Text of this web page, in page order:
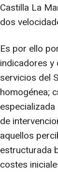
Castilla La
dos
Es por ello
indicadores y
servicios del
homogénea;
de
aquellos
estructurada
costes